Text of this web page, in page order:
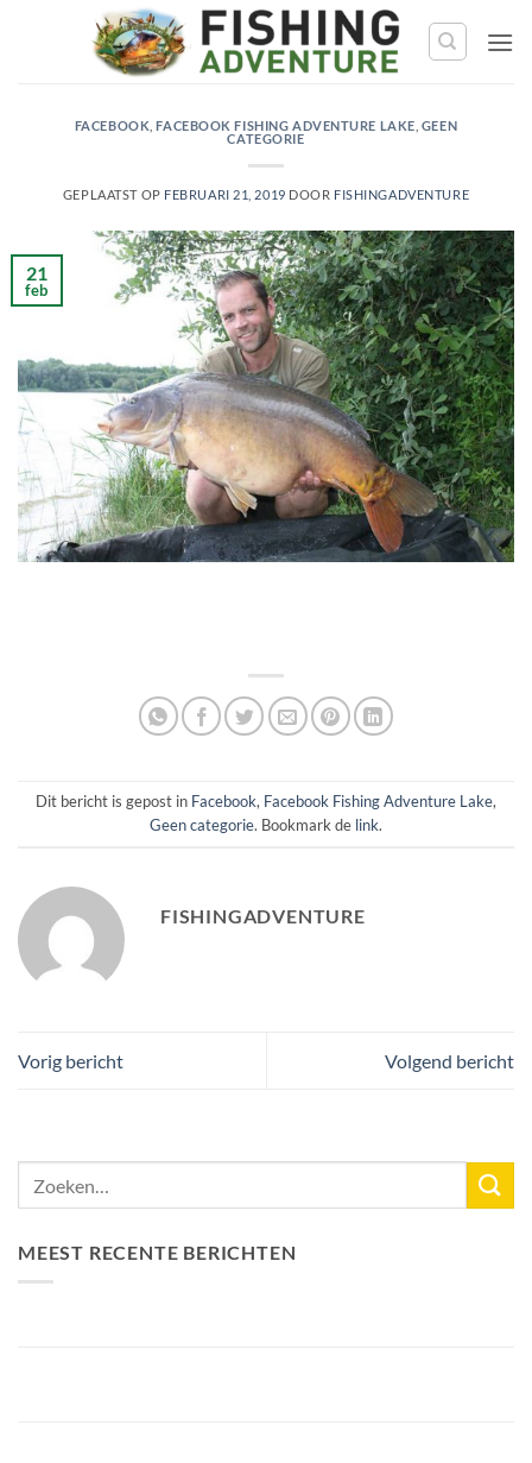
FACEBOOK ,FACEBOOK FISHING ADVENTURE LAKE GEEN
CATEGORIE
GEPLAATST OP FEBRUARI 21, 2019 DOOR FISHINGADVENTURE
21
feb
Dit bericht is gepost in Facebook, Facebook Fishing Adventure Lake,
Geen categorie. Bookmark de link.
FISHINGADVENTURE
Vorig bericht Volgend bericht
MEEST RECENTE BERICHTEN